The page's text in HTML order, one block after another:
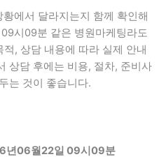
에서 달라지는지 함께 확인해
시09분 같은 병원마케팅라도
, 상담 내용에 따라 실제 안내
상담 후에는 비용, 절차, 준비사
는 것이 좋습니다.
년06월22일 09시09분